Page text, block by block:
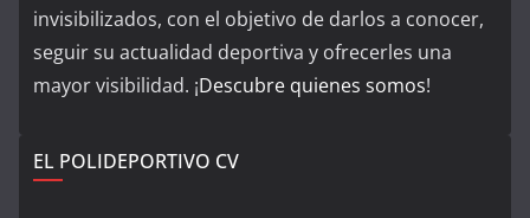
invisibilizados, con el objetivo de darlos a conocer,
seguir su actualidad deportiva y ofrecerles una
mayor visibilidad. ¡Descubre quienes somos!
EL POLIDEPORTIVO CV